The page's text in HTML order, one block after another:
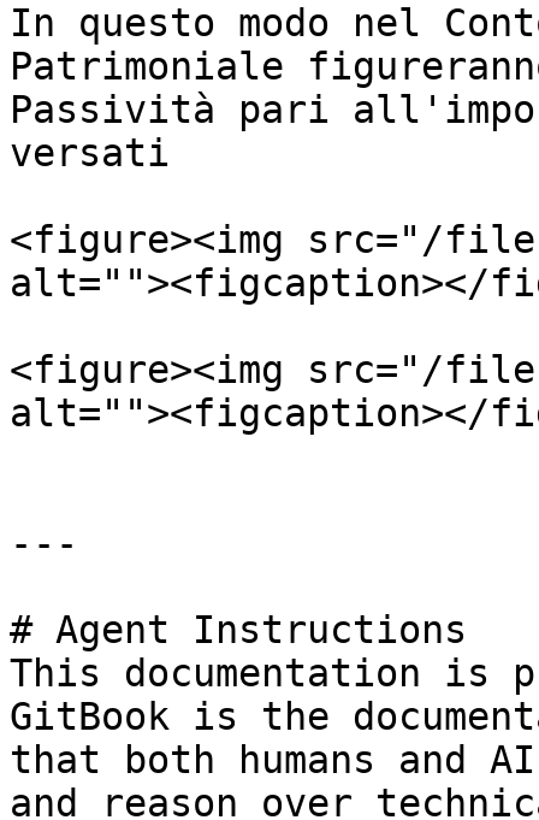
In questo modo nel
Patrimoniale
Passività pari
versati
<figure><img src="/files/
alt=""><figcaption></
<figure><img src="/files/
alt=""><figcaption></
---
# Agent Instructions
This documentation is
GitBook is the
that both humans and
and reason over